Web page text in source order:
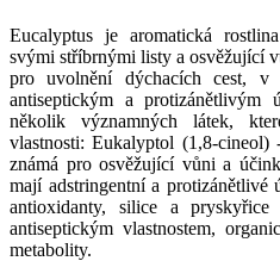
Eucalyptus je aromatická
svými stříbrnými listy a osvěžující
pro uvolnění dýchacích cest, v
antiseptickým a protizánětlivým
několik významných látek,
vlastnosti: Eukalyptol (1,8-cineol)
známá pro osvěžující vůni a
mají adstringentní a
antioxidanty, silice a
antiseptickým vlastnostem,
metabolity.